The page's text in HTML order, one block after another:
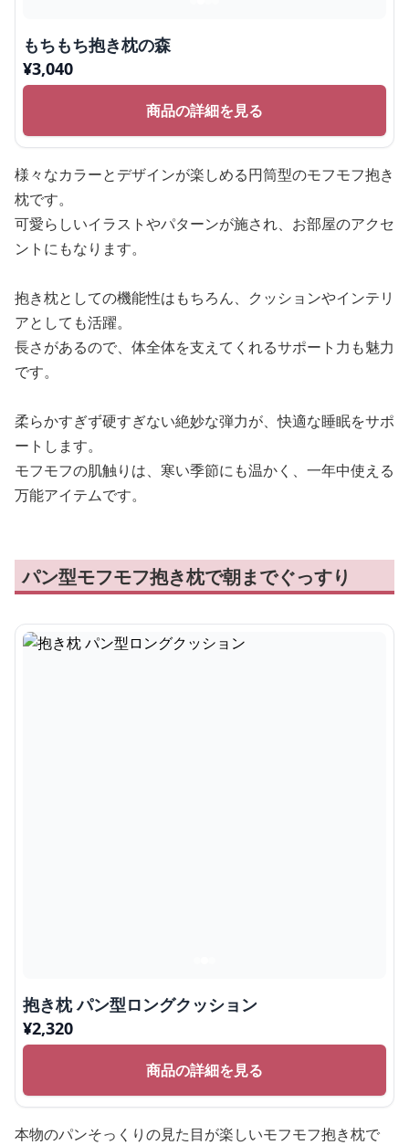
もちもち抱き枕の森
¥3,040
商品の詳細を見る
様々なカラーとデザインが楽しめる円筒型のモフモフ抱き
枕です。
可愛らしいイラストやパターンが施され、お部屋のアクセ
ントにもなります。
抱き枕としての機能性はもちろん、クッションやインテリ
アとしても活躍。
長さがあるので、体全体を支えてくれるサポート力も魅力
です。
柔らかすぎず硬すぎない絶妙な弾力が、快適な睡眠をサポ
ートします。
モフモフの肌触りは、寒い季節にも温かく、一年中使える
万能アイテムです。
パン型モフモフ抱き枕で朝までぐっすり
抱き枕 パン型ロングクッション
¥2,320
商品の詳細を見る
本物のパンそっくりの見た目が楽しいモフモフ抱き枕で